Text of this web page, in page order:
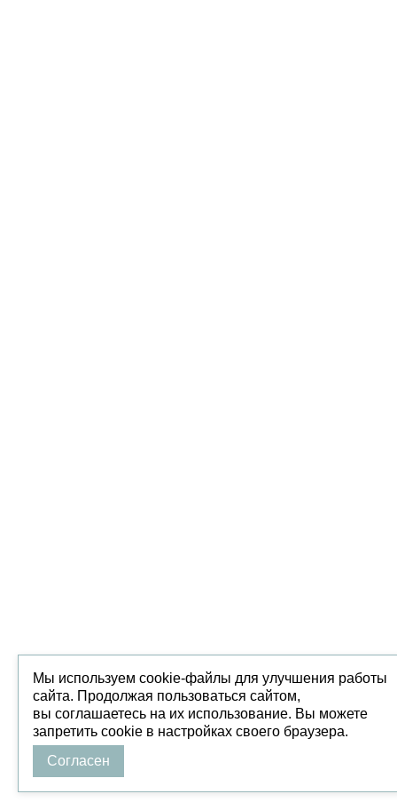
Мы используем cookie-файлы для улучшения работы
сайта. Продолжая пользоваться сайтом,
вы соглашаетесь на их использование. Вы можете
запретить cookie в настройках своего браузера.
Согласен